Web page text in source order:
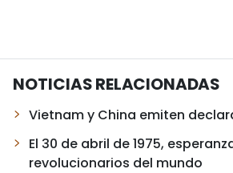
NOTICIAS RELACIONADAS
Vietnam y China emiten
El 30 de abril de 1975,
revolucionarios del mundo